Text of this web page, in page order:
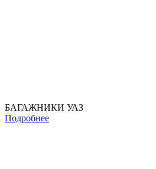
БАГАЖНИКИ УАЗ
Подробнее